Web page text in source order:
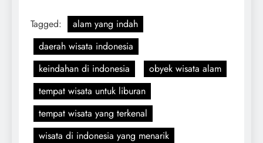
Tagged:
alam yang indah
daerah wisata indonesia
keindahan di indonesia
obyek wisata alam
tempat wisata untuk liburan
tempat wisata yang terkenal
wisata di indonesia yang menarik